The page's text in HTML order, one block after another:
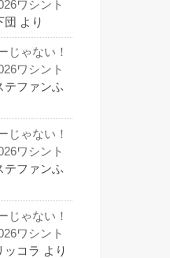
ワシント
団 より
じゃない！
ワシント
テファンふ
じゃない！
ワシント
テファンふ
じゃない！
ワシント
ッコラ より